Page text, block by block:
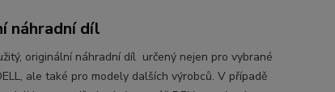
náhradní díl
originální náhradní díl určený nejen pro vybrané
ale také pro modely dalších výrobců. V případě